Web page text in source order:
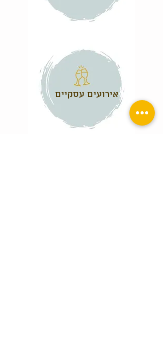
אירועים עסקיים